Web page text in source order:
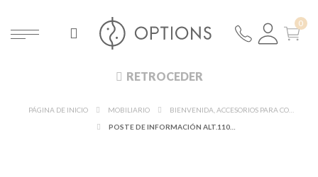
RETROCEDER
PÁGINA DE INICIO MOBILIARIO
BIENVENIDA, ACCESORIOS PARA CONFERENCIAS